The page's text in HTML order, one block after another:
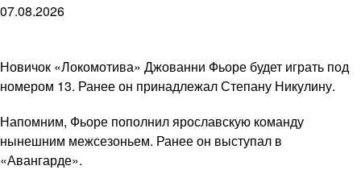
07.08.2026
Новичок «Локомотива» Джованни Фьоре будет играть под
номером 13. Ранее он принадлежал Степану Никулину.
Напомним, Фьоре пополнил ярославскую команду
нынешним межсезоньем. Ранее он выступал в
«Авангарде».